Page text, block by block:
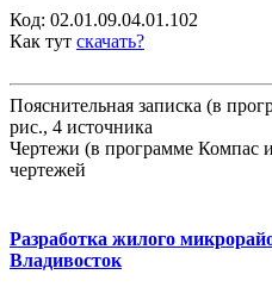
Код: 02.01.09.04.01.102
Как тут скачать?
Пояснительная записка (в
рис., 4 источника
Чертежи (в программе Компас
чертежей
Разработка жилого
Владивосток